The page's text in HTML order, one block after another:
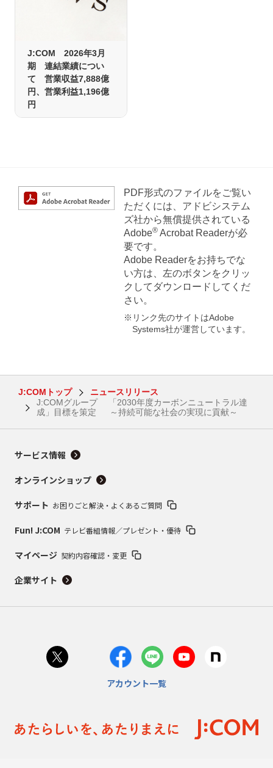
J:COM 2026年3月
期 連結業績につい
て 営業収益7,888億
円、営業利益1,196億
円
PDF形式のファイルをご覧い
ただくには、アドビシステム
ズ社から無償提供されている
Adobe®Acrobat Readerが必
要です。
Adobe Readerをお持ちでな
い方は、左のボタンをクリッ
クしてダウンロードしてくだ
さい。
※リンク先のサイトはAdobe
Systems社が運営しています。
J:COMトップ
ニュースリリース
J:COMグループ 「2030年度カーボンニュートラル達
成」目標を策定 ～持続可能な社会の実現に貢献～
サービス情報
オンラインショップ
サポート お困りごと解決・よくあるご質問
Fun! J:COM テレビ番組情報／プレゼント・優待
マイページ 契約内容確認・変更
企業サイト
アカウント一覧